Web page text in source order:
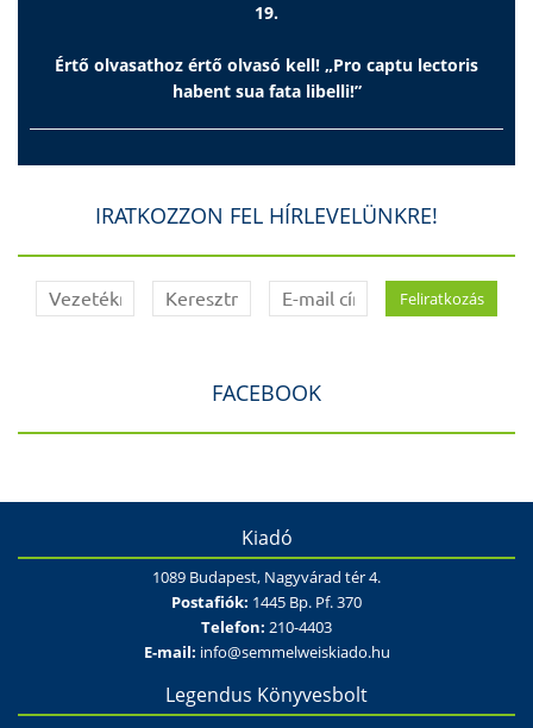
19.
Értő olvasathoz értő olvasó kell! „Pro captu lectoris
habent sua fata libelli!”
IRATKOZZON FEL HÍRLEVELÜNKRE!
FACEBOOK
Kiadó
1089 Budapest, Nagyvárad tér 4.
Postafiók: 1445 Bp. Pf. 370
Telefon: 210-4403
E-mail: info@semmelweiskiado.hu
Legendus Könyvesbolt